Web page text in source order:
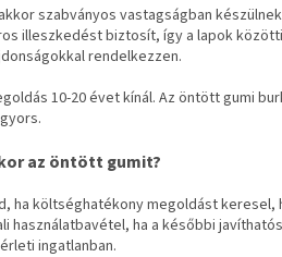
szabványos vastagságban
illeszkedést biztosít, így a lapok
rendelkezzen.
10-20 évet kínál. Az öntött gumi
az öntött gumit?
ha költséghatékony megoldást
használatbavétel, ha a későbbi
ingatlanban.